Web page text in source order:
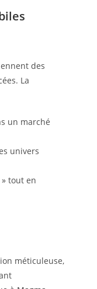
des
La
un marché
univers
tout en
méticuleuse,